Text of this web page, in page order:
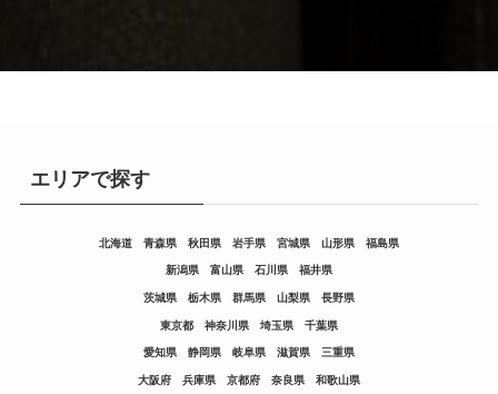
エリアで探す
北海道 青森県 秋田県 岩手県 宮城県 山形県 福島県
新潟県 富山県 石川県 福井県
茨城県 栃木県 群馬県 山梨県 長野県
東京都 神奈川県 埼玉県 千葉県
愛知県 静岡県 岐阜県 滋賀県 三重県
大阪府 兵庫県 京都府 奈良県 和歌山県